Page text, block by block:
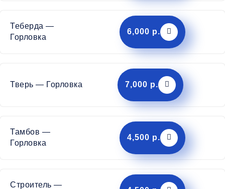
Теберда —
Горловка
6,000 р.
Тверь — Горловка 7,000 р.
Тамбов —
Горловка
4,500 р.
Строитель —